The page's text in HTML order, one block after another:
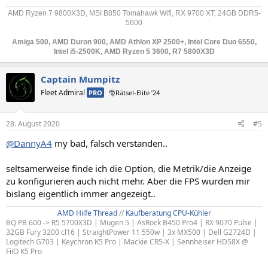
AMD Ryzen 7 9800X3D, MSI B850 Tomahawk Wifi, RX 9700 XT, 24GB DDR5-
5600
Amiga 500, AMD Duron 900, AMD Athlon XP 2500+, Intel Core Duo 6550,
Intel i5-2500K, AMD Ryzen 5 3600, R7 5800X3D
Captain Mumpitz
Fleet Admiral PRO 🎅Rätsel-Elite ’24
28. August 2020 #5
@DannyA4 my bad, falsch verstanden..
seltsamerweise finde ich die Option, die Metrik/die Anzeige
zu konfigurieren auch nicht mehr. Aber die FPS wurden mir
bislang eigentlich immer angezeigt..
AMD Hilfe Thread// Kaufberatung CPU-Kühler
BQ PB 600 -> R5 5700X3D | Mugen 5 | AsRock B450 Pro4 | RX 9070 Pulse |
32GB Fury 3200 cl16 | StraightPower 11 550w | 3x MX500 | Dell G2724D |
Logitech G703 | Keychron K5 Pro | Mackie CR5-X | Sennheiser HD58X @
FiiO K5 Pro